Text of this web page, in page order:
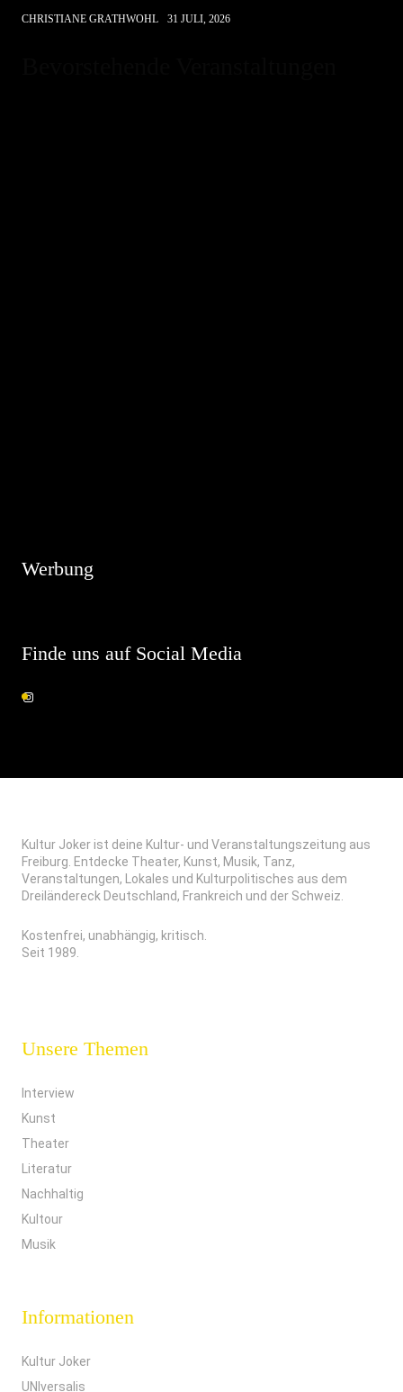
CHRISTIANE GRATHWOHL 31 JULI, 2026
Werbung
Finde uns auf Social Media
Kultur Joker ist deine Kultur- und Veranstaltungszeitung aus
Freiburg. Entdecke Theater, Kunst, Musik, Tanz,
Veranstaltungen, Lokales und Kulturpolitisches aus dem
Dreiländereck Deutschland, Frankreich und der Schweiz.
Kostenfrei, unabhängig, kritisch.
Seit 1989.
Unsere Themen
Interview
Kunst
Theater
Literatur
Nachhaltig
Kultour
Musik
Informationen
Kultur Joker
UNIversalis